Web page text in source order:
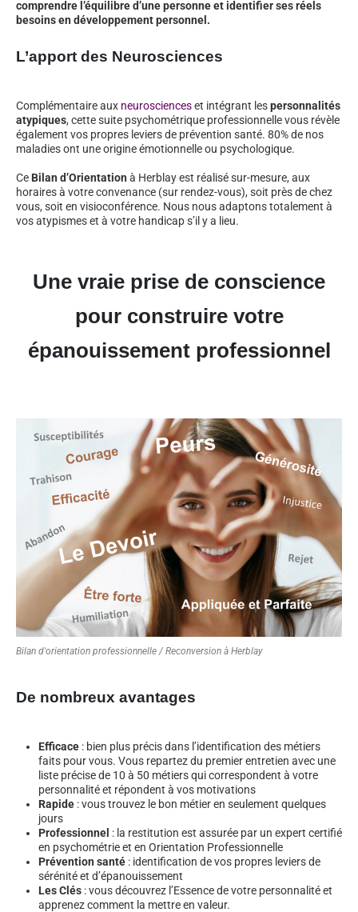
comprendre l’équilibre d’une personne et identifier ses réels
besoins en développement personnel.
L’apport des Neurosciences
Complémentaire aux neuroscienceset intégrant lespersonnalités
atypiques, cette suite psychométrique professionnelle vous révèle
également vos propres leviers de prévention santé. 80% de nos
maladies ont une origine émotionnelle ou psychologique.
Ce Bilan d’Orientation à Herblay est réalisé sur-mesure, aux
horaires à votre convenance (sur rendez-vous), soit près de chez
vous, soit en visioconférence. Nous nous adaptons totalement à
vos atypismes et à votre handicap s’il y a lieu.
Une vraie prise de conscience
pour construire votre
épanouissement professionnel
Bilan d'orientation professionnelle / Reconversion à Herblay
De nombreux avantages
Efficace : bien plus précis dans l’identification des métiers
faits pour vous. Vous repartez du premier entretien avec une
liste précise de 10 à 50 métiers qui correspondent à votre
personnalité et répondent à vos motivations
Rapide : vous trouvez le bon métier en seulement quelques
jours
Professionnel : la restitution est assurée par un expert certifié
en psychométrie et en Orientation Professionnelle
Prévention santé : identification de vos propres leviers de
sérénité et d’épanouissement
Les Clés : vous découvrez l’Essence de votre personnalité et
apprenez comment la mettre en valeur.